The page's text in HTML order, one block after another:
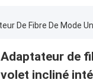
De Fibre De Mode
Adaptateur de
volet incliné